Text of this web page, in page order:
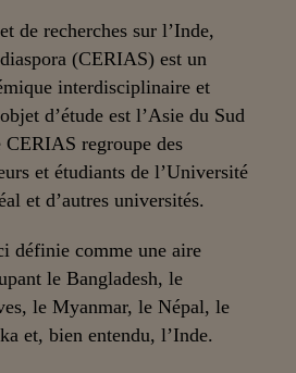
de recherches sur l’Inde,
(CERIAS) est un
interdisciplinaire et
d’étude est l’Asie du Sud
regroupe des
et étudiants de l’Université
et d’autres universités.
définie comme une aire
le Bangladesh, le
le Myanmar, le Népal, le
et, bien entendu, l’Inde.